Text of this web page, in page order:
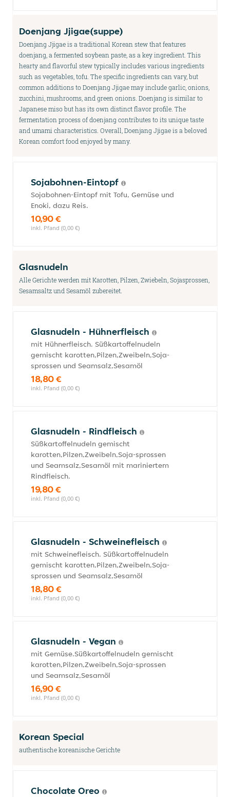
Doenjang Jjigae(suppe)
Doenjang Jjigae is a traditional Korean stew that features
doenjang, a fermented soybean paste, as a key ingredient. This
hearty and flavorful stew typically includes various ingredients
such as vegetables, tofu. The specific ingredients can vary, but
common additions to Doenjang Jjigae may include garlic, onions,
zucchini, mushrooms, and green onions. Doenjang is similar to
Japanese miso but has its own distinct flavor profile. The
fermentation process of doenjang contributes to its unique taste
and umami characteristics. Overall, Doenjang Jjigae is a beloved
Korean comfort food enjoyed by many.
Sojabohnen-Eintopf
Sojabohnen-Eintopf mit Tofu, Gemüse und
Enoki, dazu Reis.
10,90 €
inkl. Pfand (0,00 €)
Glasnudeln
Alle Gerichte werden mit Karotten, Pilzen, Zwiebeln, Sojasprossen,
Sesamsaltz und Sesamöl zubereitet.
Glasnudeln - Hühnerfleisch
mit Hühnerfleisch. Süßkartoffelnudeln
gemischt karotten,Pilzen,Zweibeln,Soja-
sprossen und Seamsalz,Sesamöl
18,80 €
inkl. Pfand (0,00 €)
Glasnudeln - Rindfleisch
Süßkartoffelnudeln gemischt
karotten,Pilzen,Zweibeln,Soja-sprossen
und Seamsalz,Sesamöl mit mariniertem
Rindfleisch.
19,80 €
inkl. Pfand (0,00 €)
Glasnudeln - Schweinefleisch
mit Schweinefleisch. Süßkartoffelnudeln
gemischt karotten,Pilzen,Zweibeln,Soja-
sprossen und Seamsalz,Sesamöl
18,80 €
inkl. Pfand (0,00 €)
Glasnudeln - Vegan
mit Gemüse.Süßkartoffelnudeln gemischt
karotten,Pilzen,Zweibeln,Soja-sprossen
und Seamsalz,Sesamöl
16,90 €
inkl. Pfand (0,00 €)
Korean Special
authentische koreanische Gerichte
Chocolate Oreo